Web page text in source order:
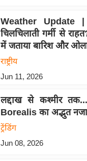
Weather Update |
चिलचिलाती गर्मी से
में जताया बारिश और
राष्ट्रीय
Jun 11, 2026
लद्दाख से कश्मीर
Borealis का अद्भुत
ट्रेंडिंग
Jun 08, 2026